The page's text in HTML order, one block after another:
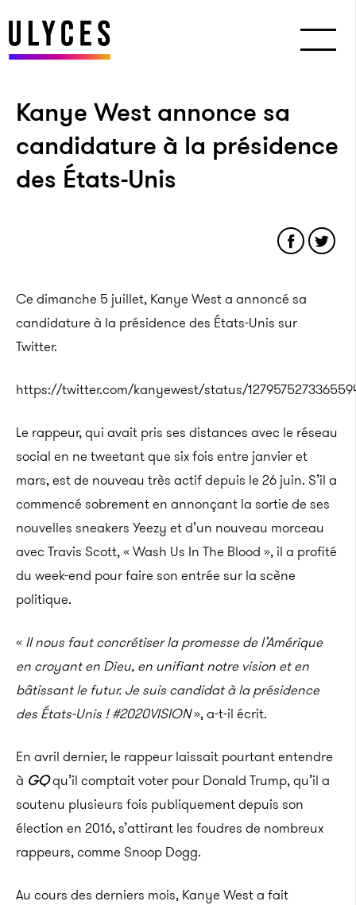
Kanye West annonce sa
candidature à la présidence
des États-Unis
Ce dimanche 5 juillet, Kanye West a annoncé sa
candidature à la présidence des États-Unis sur
Twitter.
https://twitter.com/kanyewest/status/
Le rappeur, qui avait pris ses distances avec le réseau
social en ne tweetant que six fois entre janvier et
mars, est de nouveau très actif depuis le 26 juin. S’il a
commencé sobrement en annonçant la sortie de ses
nouvelles sneakers Yeezy et d’un nouveau morceau
avec Travis Scott, « Wash Us In The Blood », il a profité
du week-end pour faire son entrée sur la scène
politique.
« Il nous faut concrétiser la promesse de l’Amérique
en croyant en Dieu, en unifiant notre vision et en
bâtissant le futur. Je suis candidat à la présidence
des États-Unis ! #2020VISION», a-t-il écrit.
En avril dernier, le rappeur laissait pourtant entendre
à GQqu’il comptait voter pour Donald Trump, qu’il a
soutenu plusieurs fois publiquement depuis son
élection en 2016, s’attirant les foudres de nombreux
rappeurs, comme Snoop Dogg.
Au cours des derniers mois, Kanye West a fait